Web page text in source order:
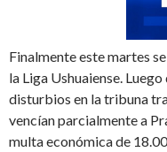
Finalmente este martes
la Liga Ushuaiense.
disturbios en la tribuna
vencían parcialmente a
multa económica de